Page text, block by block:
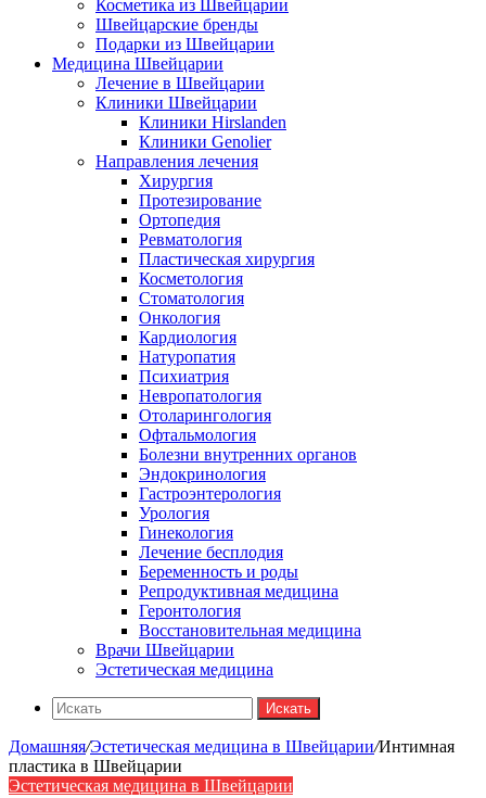
Косметика из Швейцарии
Швейцарские бренды
Подарки из Швейцарии
Медицина Швейцарии
Лечение в Швейцарии
Клиники Швейцарии
Клиники Hirslanden
Клиники Genolier
Направления лечения
Хирургия
Протезирование
Ортопедия
Ревматология
Пластическая хирургия
Косметология
Стоматология
Онкология
Кардиология
Натуропатия
Психиатрия
Невропатология
Отоларингология
Офтальмология
Болезни внутренних органов
Эндокринология
Гастроэнтерология
Урология
Гинекология
Лечение бесплодия
Беременность и роды
Репродуктивная медицина
Геронтология
Восстановительная медицина
Врачи Швейцарии
Эстетическая медицина
Искать
Домашняя/Эстетическая медицина в Швейцарии/Интимная
пластика в Швейцарии
Эстетическая медицина в Швейцарии